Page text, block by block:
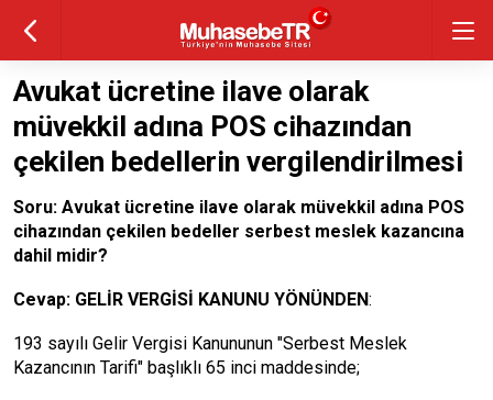
Avukat ücretine ilave olarak
müvekkil adına POS cihazından
çekilen bedellerin vergilendirilmesi
Soru: Avukat ücretine ilave olarak müvekkil adına POS
cihazından çekilen bedeller serbest meslek kazancına
dahil midir?
Cevap: GELİR VERGİSİ KANUNU YÖNÜNDEN:
193 sayılı Gelir Vergisi Kanununun "Serbest Meslek
Kazancının Tarifi" başlıklı 65 inci maddesinde;